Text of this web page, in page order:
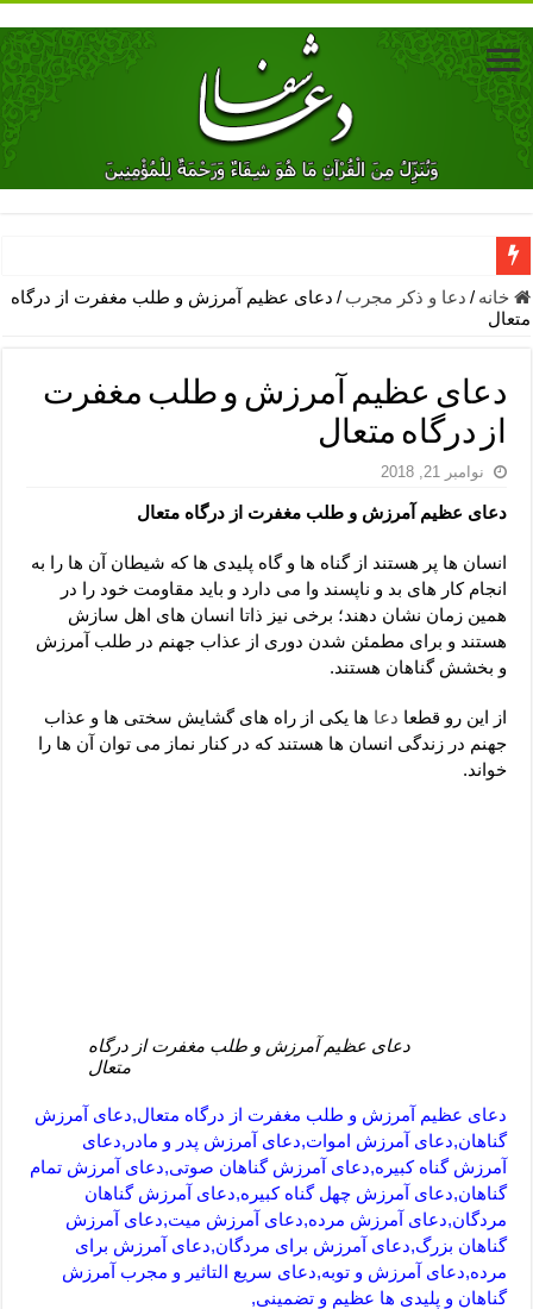
دعای جلب محبت فوری معشوق – دعای جلب محبت شوهر
دعای مشکل گشا برای رفع فقر – ذکرهای روزی‌ بخش
معجزات دعای یا من اظهر الجمیل – دعای یا من اظهر الجمیل برای
مهم ترین اذکار الهی و فضیلت آن ها – ذکر مخصوص مستجاب الدعوه
دعا برای ترس بچه ها در خواب – دعای ترس و بی خوابی کودکان
نماز حاجت برای کار گشایی- دعای رفع مشکلات و طلب حاجت
لا حول ولا قوة الا بالله برای چشم زخم – دعای چشم زخم ماشاالله
دعای قوی رفع ترس – دعای مجرب برای آرامش قلب و رفع اضطراب
دعا برای پولدار شدن در یک روز – دعای ثروت حضرت سلیمان
خانه / دعا و ذکر مجرب / دعای عظیم آمرزش و طلب مغفرت از درگاه
متعال
دعای عظیم آمرزش و طلب مغفرت
از درگاه متعال
نوامبر 21, 2018
دعای عظیم آمرزش و طلب مغفرت از درگاه متعال
انسان ها پر هستند از گناه ها و گاه پلیدی ها که شیطان آن ها را به
انجام کار های بد و ناپسند وا می دارد و باید مقاومت خود را در
همین زمان نشان دهند؛ برخی نیز ذاتا انسان های اهل سازش
هستند و برای مطمئن شدن دوری از عذاب جهنم در طلب آمرزش
و بخشش گناهان هستند.
از این رو قطعا دعا ها یکی از راه های گشایش سختی ها و عذاب
جهنم در زندگی انسان ها هستند که در کنار نماز می توان آن ها را
خواند.
دعای عظیم آمرزش و طلب مغفرت از درگاه
متعال
دعای عظیم آمرزش و طلب مغفرت از درگاه متعال,دعای آمرزش
گناهان,دعای آمرزش اموات,دعای آمرزش پدر و مادر,دعای
آمرزش گناه کبیره,دعای آمرزش گناهان صوتی,دعای آمرزش تمام
گناهان,دعای آمرزش چهل گناه کبیره,دعای آمرزش گناهان
مردگان,دعای آمرزش مرده,دعای آمرزش میت,دعای آمرزش
گناهان بزرگ,دعای آمرزش برای مردگان,دعای آمرزش برای
مرده,دعای آمرزش و توبه,دعای سریع التاثیر و مجرب آمرزش
گناهان و پلیدی ها عظیم و تضمینی,